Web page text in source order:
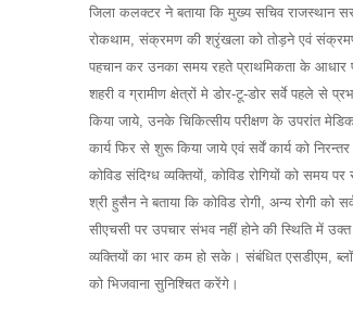
जिला कलक्टर ने बताया कि मुख्य सचिव राजस्थान
रोकथाम, संक्रमण की श्रृंखला को तोड़ने एवं संक्रमण
पहचान कर उनका समय रहते प्राथमिकता के आधार
शहरी व ग्रामीण क्षेत्रों मे डोर-टू-डोर सर्वे पहले
किया जाये, उनके चिकित्सीय परीक्षण के उपरांत
कार्य फिर से शुरू किया जाये एवं सर्वें कार्य को
कोविड संदिग्ध व्यक्तियों, कोविड रोगियों को समय
श्री हुसैन ने बताया कि कोविड रोगी, अन्य रोगी को
सीएचसी पर उपचार संभव नहीं होने की स्थिति में
व्यक्तियों का भार कम हो सके। संबंधित एसडीएम, ब्लाॅक
को भिजवाना सुनिश्चित करेंगे।